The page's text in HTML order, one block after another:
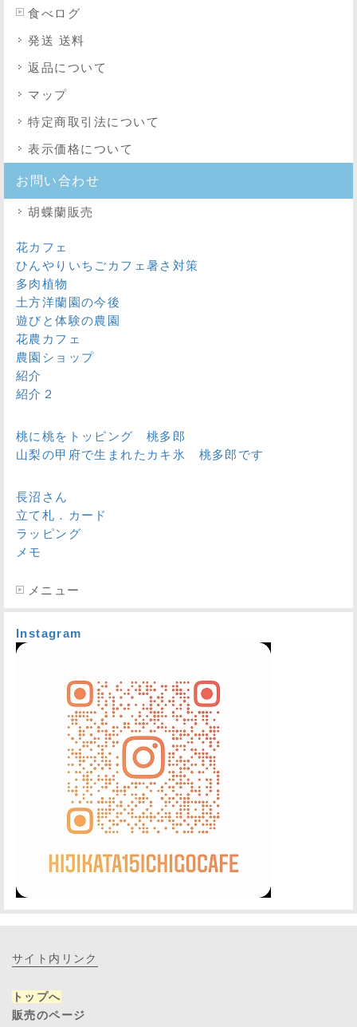
食べログ
発送 送料
返品について
マップ
特定商取引法について
表示価格について
お問い合わせ
胡蝶蘭販売
花カフェ
ひんやりいちごカフェ暑さ対策
多肉植物
土方洋蘭園の今後
遊びと体験の農園
花農カフェ
農園ショップ
紹介
紹介２
桃に桃をトッピング 桃多郎
山梨の甲府で生まれたカキ氷 桃多郎です
長沼さん
立て札．カード
ラッピング
メモ
メニュー
Instagram
サイト内リンク
トップへ
販売のページ